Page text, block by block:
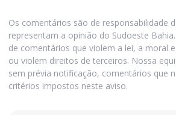
Os comentários são de responsabilidade
representam a opinião do Sudoeste
de comentários que violem a lei, a moral
ou violem direitos de terceiros. Nossa
sem prévia notificação, comentários que
critérios impostos neste aviso.